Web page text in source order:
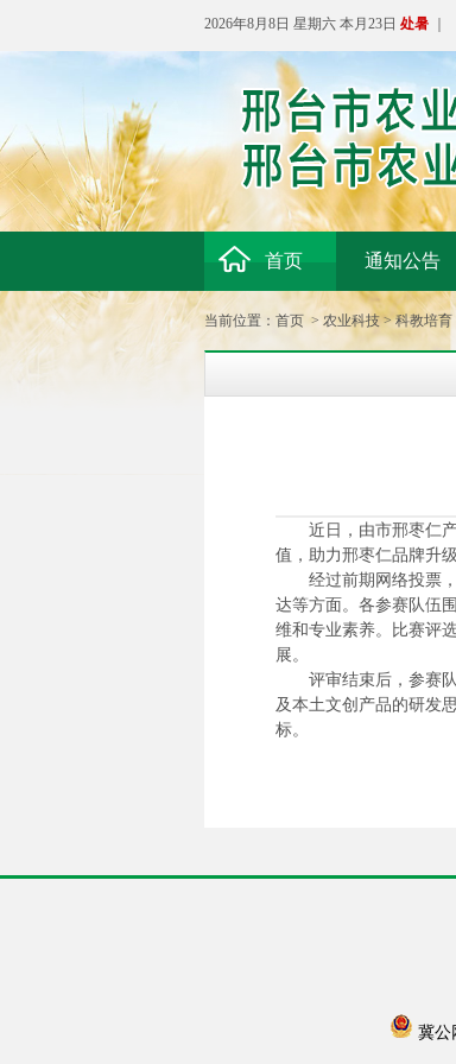
2026年8月8日 星期六 本月23日 处暑
首页 通知公告
当前位置： 首页 > 农业科技>科教培育
近日，由市邢枣仁
值，助力邢枣仁品牌升
经过前期网络投票
达等方面。各参赛队伍
维和专业素养。比赛评
展。
评审结束后，参赛
及本土文创产品的研发
标。
冀公